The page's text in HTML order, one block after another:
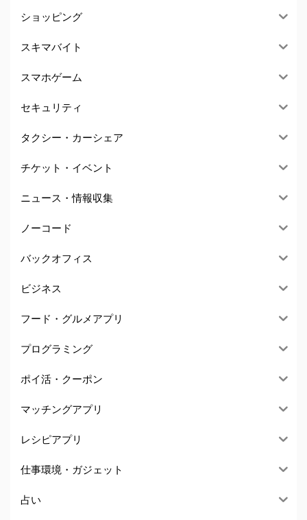
ショッピング
スキマバイト
スマホゲーム
セキュリティ
タクシー・カーシェア
チケット・イベント
ニュース・情報収集
ノーコード
バックオフィス
ビジネス
フード・グルメアプリ
プログラミング
ポイ活・クーポン
マッチングアプリ
レシピアプリ
仕事環境・ガジェット
占い